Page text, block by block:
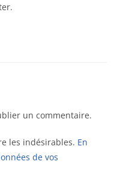
un commentaire.
les indésirables. En
de vos